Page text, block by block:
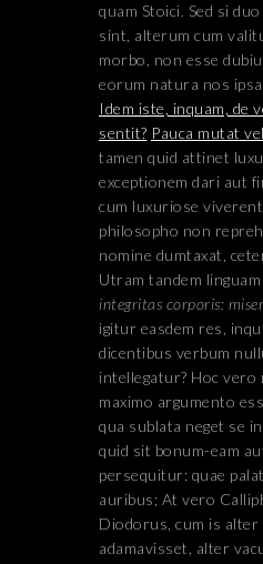
quam Stoici. Sed si
sint, alterum cum
morbo, non esse
eorum natura nos
Idem iste, inquam, de
sentit? Pauca mutat
tamen quid attinet
exceptionem dari aut
cum luxuriose
philosopho non
nomine dumtaxat,
Utram tandem linguam
integritas corporis:
igitur easdem res,
dicentibus verbum
intellegatur? Hoc vero
maximo argumento
qua sublata neget se
quid sit bonum-eam
persequitur: quae
auribus; At vero
Diodorus, cum is alter
adamavisset, alter